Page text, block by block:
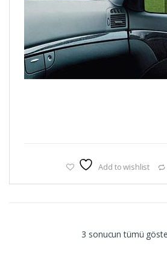
Add to wishlist
3 sonucun tümü